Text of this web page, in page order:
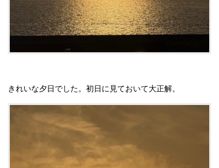
きれいな夕日でした。初日に見ておいて大正解。